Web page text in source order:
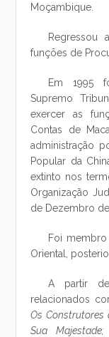
Moçambique.
Regressou
funções de
Em 1995
Supremo
exercer as
Contas de
administração
Popular da
extinto nos
Organização
de Dezembro de
Foi membro
Oriental,
A partir de
relacionados
Os Construtores
Sua Majestade;